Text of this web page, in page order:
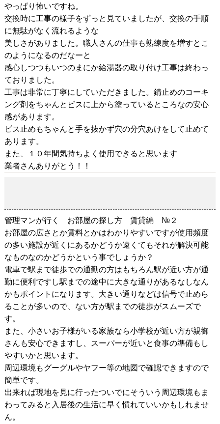
やっぱり怖いですね。
交換時に工事の様子をずっと見ていましたが、交換の手順
に無駄がなく流れるような
美しさがありました。職人さんの仕事も熟練度を増すとこ
のようになるのだなーと
感心しつつもいつのまにか給湯器の取り付け工事は終わっ
ておりました。
工事は非常に丁寧にしていただきました。錆止めのコーキ
ング剤をちゃんとビスに上から塗っているところなの安心
感があります。
ビス止めもちゃんと手を抜かず穴の分穴あけをして止めて
あります。
また、１０年間気持ちよく使用できると思います
業者さんありがとう！！
管理マンが行く お部屋の探し方 賃貸編 №２
お部屋の広さとか賃料とかはわかりやすいですが使用頻度
の多い施設が近くにあるかどうか遠くてもそれが解決可能
なものなのかどうかという事でしょうか？
電車で駅まで徒歩での通勤の方はもちろん駅が近い方が通
勤に便利ですし駅までの途中に大きな通りがあるなしなん
かもポイントになります。大きい通りなどは信号で止めら
ることが多いので、ない方が駅までの徒歩がスムーズで
す。
また、小さいお子様がいる家族なら小学校が近い方が親御
さんも安心できますし、スーパーが近いと食事の準備もし
やすいかと思います。
周辺環境もグーグルやヤフー等の地図で確認できますので
簡単です。
出来れば現地を見に行ったついでにそういう周辺環境もま
わってみると入居後の生活に早く慣れていいかもしれませ
ん。